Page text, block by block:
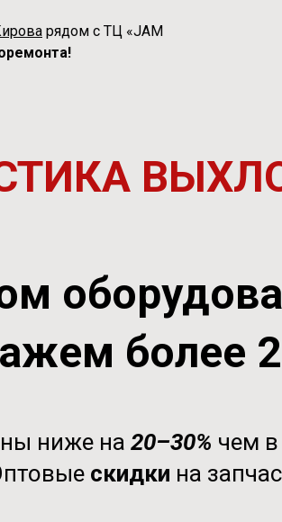
рядом с ТЦ «JAM
более
ниже на 20–30% чем
скидки на